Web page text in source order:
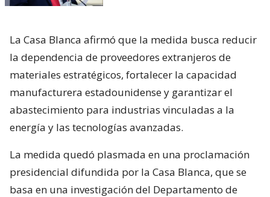
La Casa Blanca afirmó que la medida busca reducir
la dependencia de proveedores extranjeros de
materiales estratégicos, fortalecer la capacidad
manufacturera estadounidense y garantizar el
abastecimiento para industrias vinculadas a la
energía y las tecnologías avanzadas.
La medida quedó plasmada en una proclamación
presidencial difundida por la Casa Blanca, que se
basa en una investigación del Departamento de